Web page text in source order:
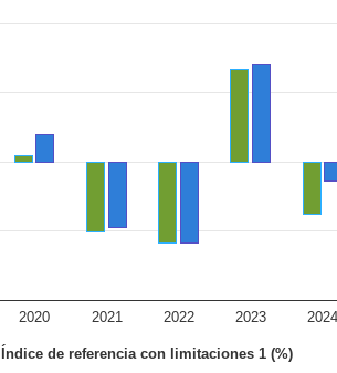
Índice de referencia con limitaciones 1 (%)
2020 2021 2022 2023 2024